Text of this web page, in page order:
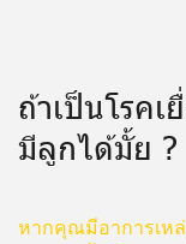
ถ้าเป็นโรค
มีลูกได้มั้ย ?
หากคุณมีอาการเห